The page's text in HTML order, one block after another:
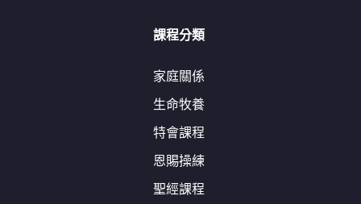
課程分類
家庭關係
生命牧養
特會課程
恩賜操練
聖經課程